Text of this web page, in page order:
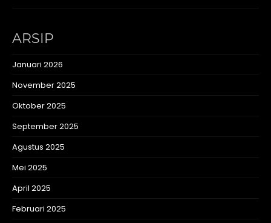
ARSIP
Januari 2026
November 2025
Oktober 2025
September 2025
Agustus 2025
Mei 2025
April 2025
Februari 2025